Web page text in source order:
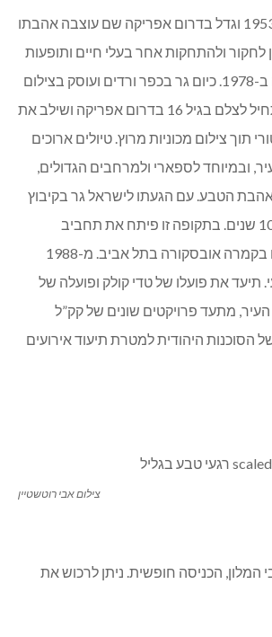
הירשפילד- נולד ב-1953 וגדל בדרום אפריקה שם עוצבה אהבתו
לחקור ולהתחקות אחר בעלי חיים ותופעות
הטבע. לישראל עלה ב-1978. כיום גר בכפר ורדים ועוסק בצילום
ובהדרכת צילום. התחיל לצלם בגיל 16 בדרום אפריקה ושילב את
תוך צילום מכוניות מרוץ. טיולים ארוכים
ובמיוחד לספארי ולמרחבים הגדולים,
הטבע. עם הגעתו לישראל גר בקיבוץ
רמת רחל למשך כ-10 שנים. בתקופה זו פיתח את תחביב
הצילום תוך לימודים בקמרה אובסקורה בתל אביב. מ-1988
תיעד את פועלו של טדי קולק ופועלה של
מתעד פרויקטים שונים של קק”ל
הסוכנות היהודית למטרת תיעוד אירועים
צילום אבי רוטשטיין
המלון, הכניסה חופשית. ניתן לרכוש את